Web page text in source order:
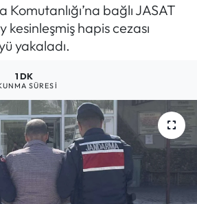
Komutanlığı’na bağlı JASAT
kesinleşmiş hapis cezası
yakaladı.
1 DK
SÜRESI